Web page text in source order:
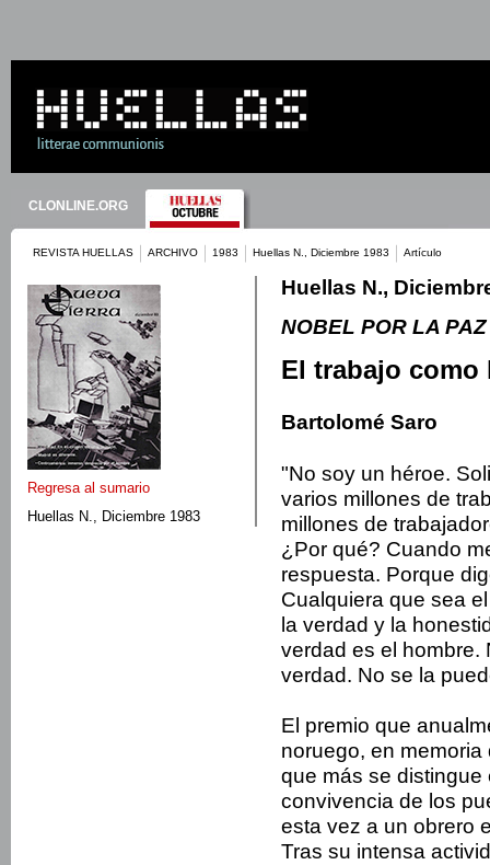
CLONLINE.ORG
REVISTA HUELLAS ARCHIVO 1983 Huellas N., Diciembre 1983 Artículo
Regresa al sumario
Huellas N., Diciembre 1983
Huellas N.,
NOBEL POR LA PAZ
El trabajo como
Bartolomé Saro
"No soy un héroe.
varios millones de
millones de
¿Por qué? Cuando
respuesta. Porque
Cualquiera que sea
la verdad y la
ver­dad es el hombre.
verdad. No se la
El premio que
noruego, en
que más se distingue
convivencia de los
esta vez a un obrero
Tras su intensa